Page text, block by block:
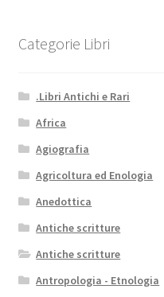
Categorie Libri
.Libri Antichi e Rari
Africa
Agiografia
Agricoltura ed Enologia
Anedottica
Antiche scritture
Antiche scritture
Antropologia - Etnologia